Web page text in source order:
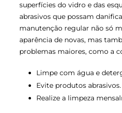
superfícies do vidro e das
abrasivos que possam
manutenção regular não só
aparência de novas, mas
problemas maiores, como a
Limpe com água e
Evite produtos abrasivos.
Realize a limpeza